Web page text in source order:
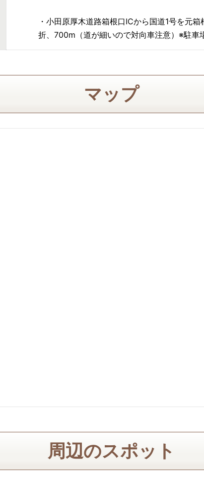
・小田原厚木道路箱根口ICから国道1号を元
折、700m（道が細いので対向車注意）※駐車
マップ
周辺のスポット